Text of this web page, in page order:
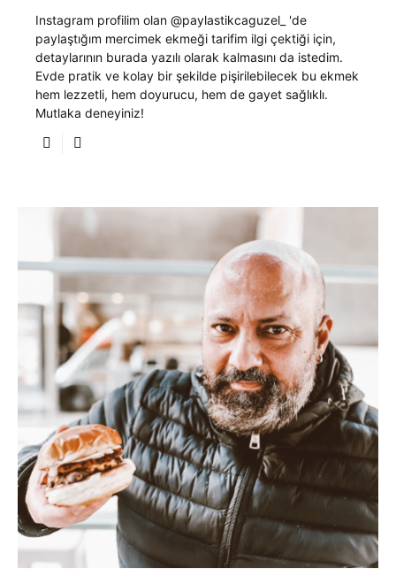
Instagram profilim olan @paylastikcaguzel_ 'de
paylaştığım mercimek ekmeği tarifim ilgi çektiği için,
detaylarının burada yazılı olarak kalmasını da istedim.
Evde pratik ve kolay bir şekilde pişirilebilecek bu ekmek
hem lezzetli, hem doyurucu, hem de gayet sağlıklı.
Mutlaka deneyiniz!